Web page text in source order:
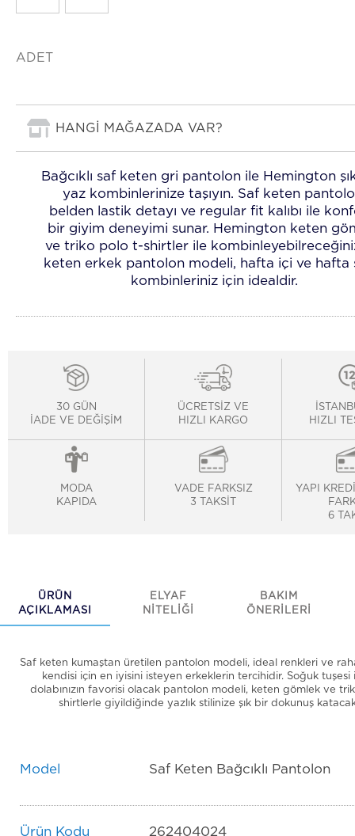
ADET
HANGİ MAĞAZADA VAR?
Bağcıklı saf keten gri pantolon ile Hemington
yaz kombinlerinize taşıyın. Saf keten
belden lastik detayı ve regular fit kalıbı ile
bir giyim deneyimi sunar. Hemington keten
ve triko polo t-shirtler ile
keten erkek pantolon modeli, hafta içi ve hafta
kombinleriniz için idealdir.
30 GÜN
İADE VE DEĞİŞİM
ÜCRETSİZ VE
HIZLI KARGO
HIZLI
MODA
KAPIDA
VADE FARKSIZ
3 TAKSİT
YAPI
6
ÜRÜN
AÇIKLAMASI
ELYAF
NİTELİĞİ
BAKIM
ÖNERİLERİ
Saf keten kumaştan üretilen pantolon modeli, ideal renkleri ve
kendisi için en iyisini isteyen erkeklerin tercihidir. Soğuk tuşesi
dolabınızın favorisi olacak pantolon modeli, keten gömlek ve
shirtlerle giyildiğinde yazlık stilinize şık bir dokunuş
Model Saf Keten Bağcıklı Pantolon
Ürün Kodu 262404024